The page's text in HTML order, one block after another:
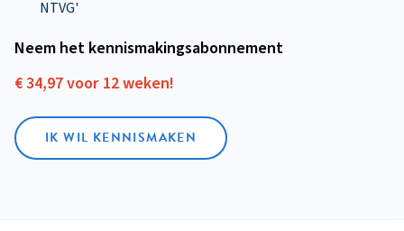
NTVG'
Neem het kennismakings­abonnement
€ 34,97 voor 12 weken!
IK WIL KENNISMAKEN